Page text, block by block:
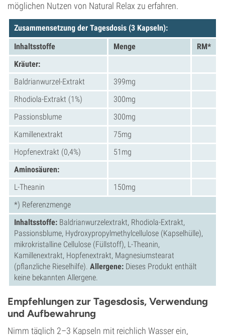
möglichen Nutzen von Natural Relax zu erfahren.
Zusammensetzung der Tagesdosis (3 Kapseln):
Inhaltsstoffe
Menge
RM*
Kräuter:
Baldrianwurzel-Extrakt
399mg
Rhodiola-Extrakt (1%)
300mg
Passionsblume
300mg
Kamillenextrakt
75mg
Hopfenextrakt (0,4%)
51mg
Aminosäuren:
L-Theanin
150mg
*) Referenzmenge
Inhaltsstoffe: Baldrianwurzelextrakt, Rhodiola-Extrakt,
Passionsblume, Hydroxypropylmethylcellulose (Kapselhülle),
mikrokristalline Cellulose (Füllstoff), L-Theanin,
Kamillenextrakt, Hopfenextrakt, Magnesiumstearat
(pflanzliche Rieselhilfe). Allergene: Dieses Produkt enthält
keine bekannten Allergene.
Empfehlungen zur Tagesdosis, Verwendung
und Aufbewahrung
Nimm täglich 2–3 Kapseln mit reichlich Wasser ein,